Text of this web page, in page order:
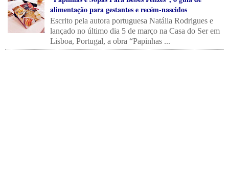
alimentação para gestantes e recém-nascidos
Escrito pela autora portuguesa Natália Rodrigues e
lançado no último dia 5 de março na Casa do Ser em
Lisboa, Portugal, a obra “Papinhas ...